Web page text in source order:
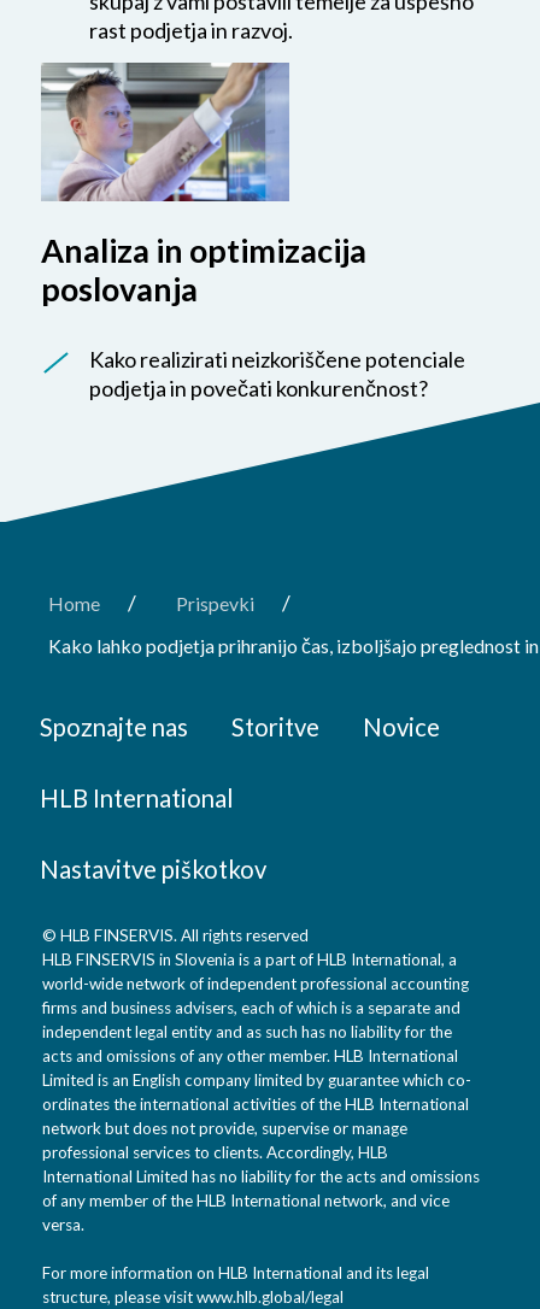
rast podjetja in razvoj.
Analiza in optimizacija
poslovanja
Kako realizirati neizkoriščene potenciale
podjetja in povečati konkurenčnost?
Home / Prispevki /
Kako lahko podjetja prihranijo čas, izboljšajo preglednost
Spoznajte nas Storitve Novice
HLB International
Nastavitve piškotkov
© HLB FINSERVIS. All rights reserved
HLB FINSERVIS in Slovenia is a part of HLB International, a
world-wide network of independent professional accounting
firms and business advisers, each of which is a separate and
independent legal entity and as such has no liability for the
acts and omissions of any other member. HLB International
Limited is an English company limited by guarantee which co-
ordinates the international activities of the HLB International
network but does not provide, supervise or manage
professional services to clients. Accordingly, HLB
International Limited has no liability for the acts and omissions
of any member of the HLB International network, and vice
versa.
For more information on HLB International and its legal
structure, please visitwww.hlb.global/legal